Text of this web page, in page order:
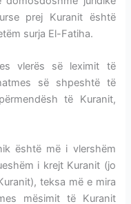
prej Kuranit është
surja El-Fatiha.
vlerës së leximit të
së shpeshtë të
të Kuranit,
është më i vlershëm
i krejt Kuranit (jo
teksa më e mira
mësimit të Kuranit